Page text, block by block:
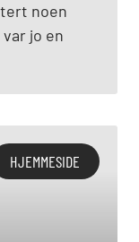
noen
jo en
HJEMMESIDE